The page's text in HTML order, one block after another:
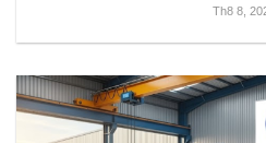
Th8 8,